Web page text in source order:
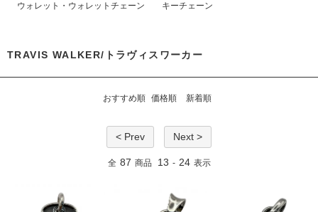
ウォレット・ウォレットチェーン
キーチェーン
TRAVIS WALKER/トラヴィスワーカー
おすすめ順 価格順 新着順
< Prev Next >
全 87 商品 13 - 24 表示